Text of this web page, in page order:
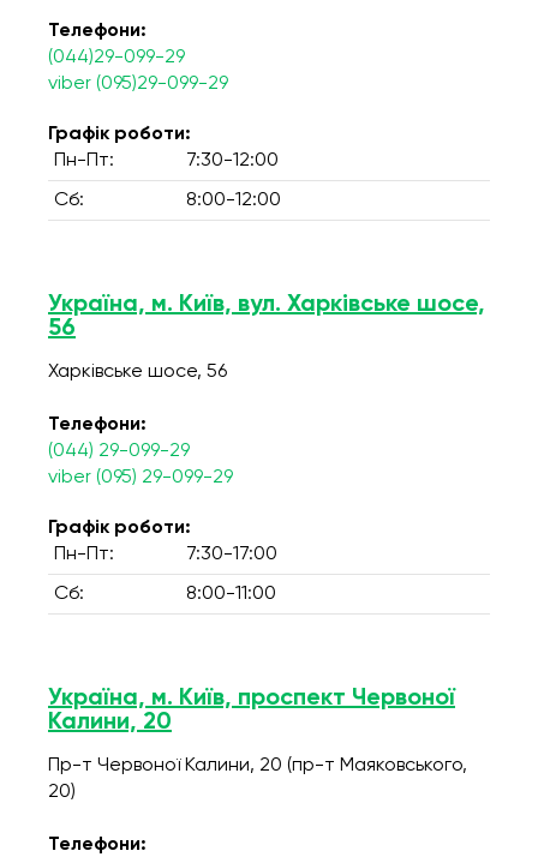
Телефони:
(044)29-099-29
viber (095)29-099-29
Графік роботи:
Пн-Пт:
7:30-12:00
Сб: 8:00-12:00
Україна, м. Київ, вул. Харківське шосе,
56
Харківське шосе, 56
Телефони:
(044) 29-099-29
viber (095) 29-099-29
Графік роботи:
Пн-Пт:
7:30-17:00
Сб: 8:00-11:00
Україна, м. Київ, проспект Червоної
Калини, 20
Пр-т Червоної Калини, 20 (пр-т Маяковського,
20)
Телефони: